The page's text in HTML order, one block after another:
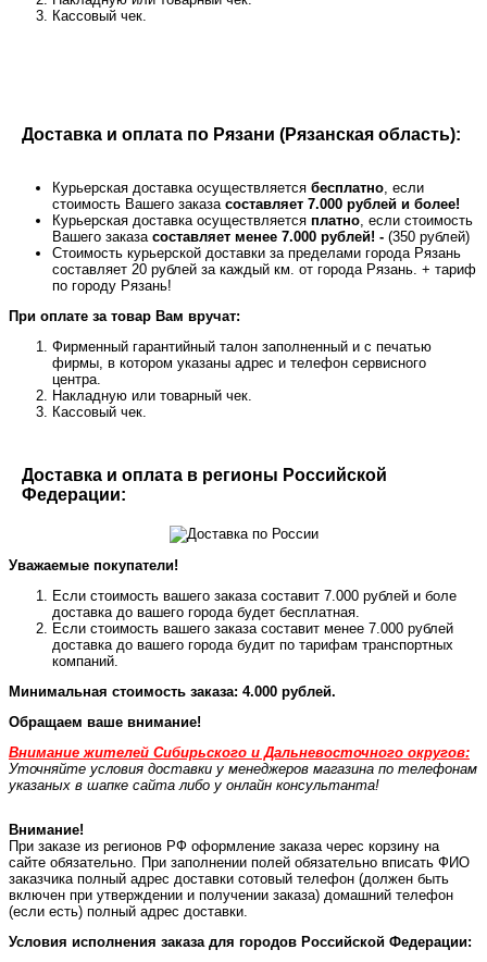
Кассовый чек.
Доставка и оплата по Рязани (Рязанская область):
Курьерская доставка осуществляется бесплатно , если
стоимость Вашего заказа составляет 7.000 рублей и более!
Курьерская доставка осуществляется платно , если стоимость
Вашего заказа составляет менее 7.000 рублей! - (350 рублей)
Стоимость курьерской доставки за пределами города Рязань
составляет 20 рублей за каждый км. от города Рязань. + тариф
по городу Рязань!
При оплате за товар Вам вручат:
Фирменный гарантийный талон заполненный и с печатью
фирмы, в котором указаны адрес и телефон сервисного
центра.
Накладную или товарный чек.
Кассовый чек.
Доставка и оплата в регионы Российской
Федерации:
Уважаемые покупатели!
Если стоимость вашего заказа составит 7.000 рублей и боле
доставка до вашего города будет бесплатная.
Если стоимость вашего заказа составит менее 7.000 рублей
доставка до вашего города будит по тарифам транспортных
компаний.
Минимальная стоимость заказа: 4.000 рублей.
Обращаем ваше внимание!
Внимание жителей Сибирьского и Дальневосточного округов:
Уточняйте условия доставки у менеджеров магазина по телефонам
указаных в шапке сайта либо у онлайн консультанта!
Внимание!
При заказе из регионов РФ оформление заказа черес корзину на
сайте обязательно. При заполнении полей обязательно вписать ФИО
заказчика полный адрес доставки сотовый телефон (должен быть
включен при утверждении и получении заказа) домашний телефон
(если есть) полный адрес доставки.
Условия исполнения заказа для городов Российской Федерации: